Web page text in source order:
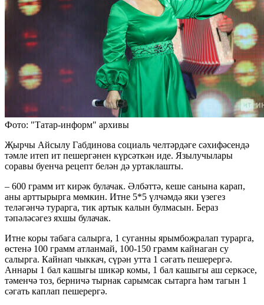
Фото: "Татар-информ" архивы
Җырчы Айсылу Габдинова социаль челтәрдәге сәхифәсендә
тәмле итеп ит пешергәнен күрсәткән иде. Язылучылары
соравы буенча рецепт белән дә уртаклашты.
– 600 грамм ит кирәк булачак. Әлбәттә, кеше санына карап,
аны арттырырга мөмкин. Итне 5*5 үлчәмдә яки үзегез
теләгәнчә турарга, тик артык калын булмасын. Бераз
тәпәләсәгез яхшы булачак.
Итне коры табага салырга, 1 суганны ярымбоҗралап турарга,
өстенә 100 грамм атланмай, 100-150 грамм кайнаган су
салырга. Кайнап чыккач, сүрән утта 1 сәгать пешерергә.
Аннары 1 бал кашыгы шикәр комы, 1 бал кашыгы аш серкәсе,
тәменчә тоз, берничә тырнак сарымсак сытарга һәм тагын 1
сәгать каплап пешерергә.